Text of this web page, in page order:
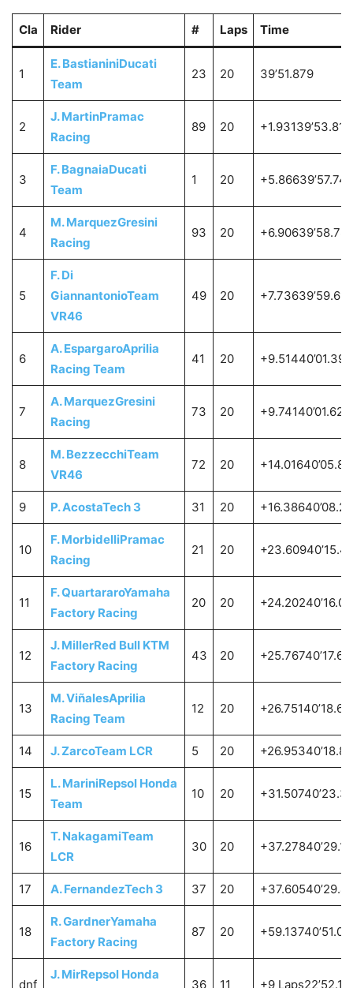
Cla Rider # Laps Time
1
E. BastianiniDucati
Team
23 20 39’51.879
2
J. MartinPramac
Racing
89 20 +1.93139’53.810
3
F. BagnaiaDucati
Team
1 20 +5.86639’57.745
4
M. MarquezGresini
Racing
93 20
5
F. Di
GiannantonioTeam
VR46
49 20 +7.73639’59.615
6
A. EspargaroAprilia
Racing Team
41 20 +9.51440’01.393
7
A. MarquezGresini
Racing
73 20 +9.74140’01.620
8
M. BezzecchiTeam
VR46
72 20
9 P. AcostaTech 3 31 20
10
F. MorbidelliPramac
Racing
21 20
11
F. QuartararoYamaha
Factory Racing
20 20
12
J. MillerRed Bull KTM
Factory Racing
43 20
13
M. ViñalesAprilia
Racing Team
12 20
14 J. ZarcoTeam LCR 5 20
15
L. MariniRepsol Honda
Team
10 20
16
T. NakagamiTeam
LCR
30 20
17 A. FernandezTech 3 37 20
18
R. GardnerYamaha
Factory Racing
87 20
dnf
J. MirRepsol Honda
36 11 +9